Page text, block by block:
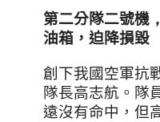
第二分隊二號機 ，
油箱，迫降損毀
創下我國空軍抗
隊長高志航。隊
遠沒有命中，但